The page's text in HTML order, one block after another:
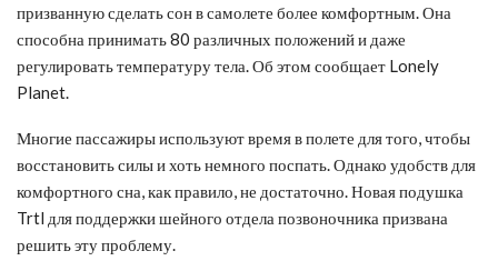
призванную сделать сон в самолете более комфортным. Она
способна принимать 80 различных положений и даже
регулировать температуру тела. Об этом сообщает Lonely
Planet.
Многие пассажиры используют время в полете для того, чтобы
восстановить силы и хоть немного поспать. Однако удобств для
комфортного сна, как правило, не достаточно. Новая подушка
Trtl для поддержки шейного отдела позвоночника призвана
решить эту проблему.